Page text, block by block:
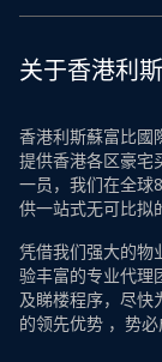
关于香港利
香港利斯蘇富比國
提供香港各区豪宅
一员，我们在全球
供一站式无可比拟
凭借我们强大的物
验丰富的专业代理
及睇楼程序，尽快
的领先优势 ，势必